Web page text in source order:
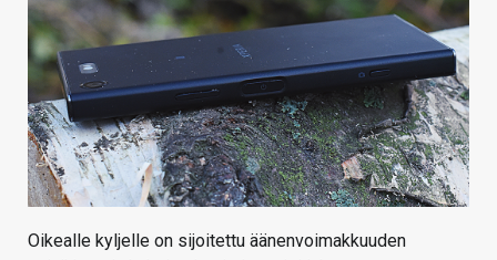
Oikealle kyljelle on sijoitettu äänenvoimakkuuden